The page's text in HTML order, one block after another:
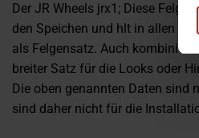
Der JR Wheels jrx1; Diese
den Speichen und hlt in allen
als Felgensatz. Auch
breiter Satz für die Looks oder
Die oben genannten Daten sind
sind daher nicht für die